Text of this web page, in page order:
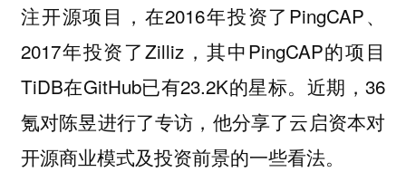
注开源项目，在2016年投资了PingCAP、
2017年投资了Zilliz，其中PingCAP的项目
TiDB在GitHub已有23.2K的星标。近期，36
氪对陈昱进行了专访，他分享了云启资本对
开源商业模式及投资前景的一些看法。